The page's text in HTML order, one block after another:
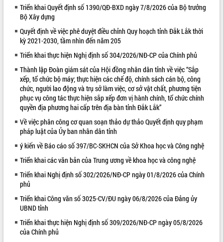
Loading the player...
Trailer Lễ hội Sầu riêng Đắk Lắk năm
2026
Khám bệnh, cấp phát thuốc miễn phí
và tặng quà người dân xã Cư Pui
Hội nghị UBND tỉnh Đắk Lắk thường kỳ
Lễ truy tặng danh hiệu “Bà Mẹ Việt
Nam Anh hùng” và trao Huân chương
Lao động
UBND tỉnh Đắk Lắk triển khai nhiệm
vụ 6 tháng cuối năm 2026
Kỳ họp thứ Hai, Hội đồng nhân dân
tỉnh khóa XI quyết nghị nhiều nội dung
quan trọng
Triết thăm, tặng quà người có công với
cách mạng
ALBUM ẢNH
LIÊN KẾT WEB
Triển khai Quyết định số 1390/QĐ-BXD ngày 7/8/2026 của Bộ trưởng
Bộ Xây dựng
Quyết định về việc phê duyệt điều chỉnh Quy hoạch tỉnh Đắk Lắk thời
kỳ 2021-2030, tầm nhìn đến năm 205
Triển khai thực hiện Nghị định số 304/2026/NĐ-CP của Chính phủ
Thành lập Đoàn giám sát của Hội đồng nhân dân tỉnh về việc “Sắp
xếp, tổ chức bộ máy; thực hiện các chế độ, chính sách cán bộ, công
chức, người lao động và trụ sở làm việc, cơ sở vật chất, phương tiện
phục vụ công tác thực hiện sắp xếp đơn vị hành chính, tổ chức chính
quyền địa phương hai cấp trên địa bàn tỉnh Đắk Lắk”
Về việc phân công cơ quan soạn thảo dự thảo Quyết định quy phạm
pháp luật của Ủy ban nhân dân tỉnh
ý kiến về Báo cáo số 397/BC-SKHCN của Sở Khoa học và Công nghệ
Triển khai các văn bản của Trung ương về khoa học và công nghệ
Triển khai Nghị định số 302/2026/NĐ-CP ngày 01/8/2026 của Chính
phủ
Triển khai Công văn số 3025-CV/ĐU ngày 06/8/2026 của Đảng ủy
UBND tỉnh
Triển khai thực hiện Nghị định số 309/2026/NĐ-CP ngày 05/8/2026
của Chính phủ